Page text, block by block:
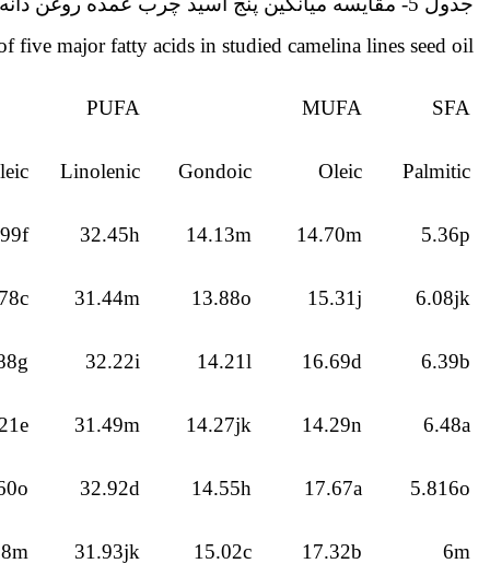
major fatty acids in studied camelina lines seed oil (%)
SFA
MUFA
PUFA
Palmitic
Oleic
Gondoic
Linolenic
5.36p
14.70m
14.13m
32.45h
6.08jk
15.31j
13.88o
31.44m
6.39b
16.69d
14.21l
32.22i
6.48a
14.29n
14.27jk
31.49m
5.816o
17.67a
14.55h
32.92d
6m
17.32b
15.02c
31.93jk